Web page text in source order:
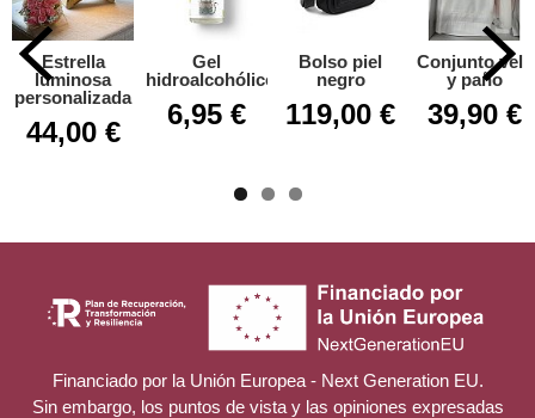
Estrella
luminosa
personalizada
44,00 €
Gel
hidroalcohólico
6,95 €
Bolso piel
negro
119,00 €
Conjunto vela
y paño
39,90 €
Financiado por la Unión Europea - Next Generation EU.
Sin embargo, los puntos de vista y las opiniones expresadas